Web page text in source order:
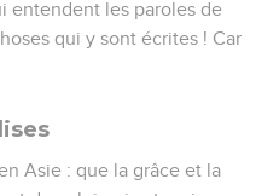
entendent les paroles de
qui y sont écrites ! Car
Asie : que la grâce et la